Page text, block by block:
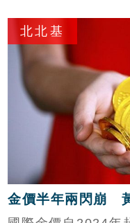
雙殺」危機。數據
逾276億元，創下
風險意識抬頭。面
去賣房進場的資金
境，未來台股走勢
動，將成為市場觀
鍵指標。
北北基
金價半年兩閃崩